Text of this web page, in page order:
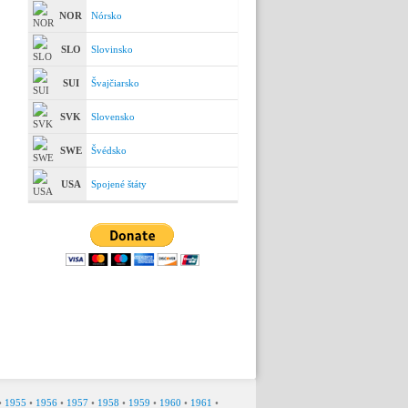
NOR Nórsko
SLO Slovinsko
SUI Švajčiarsko
SVK Slovensko
SWE Švédsko
USA Spojené štáty
1955 • 1956 • 1957 • 1958 • 1959 • 1960 • 1961 •